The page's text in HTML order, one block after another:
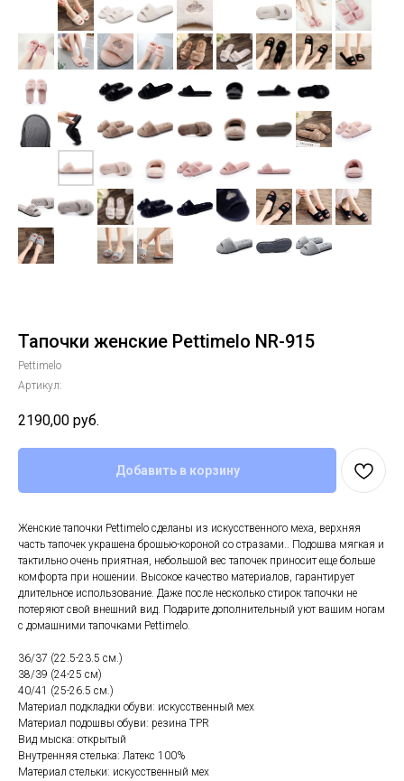
Тапочки женские Pettimelo NR-915
Pettimelo
Артикул:
2190,00 руб.
Добавить в корзину
Женские тапочки Pettimelo сделаны из искусственного меха, верхняя
часть тапочек украшена брошью-короной со стразами.. Подошва мягкая и
тактильно очень приятная, небольшой вес тапочек приносит еще больше
комфорта при ношении. Высокое качество материалов, гарантирует
длительное использование. Даже после несколько стирок тапочки не
потеряют свой внешний вид. Подарите дополнительный уют вашим ногам
с домашними тапочками Pettimelo.
36/37 (22.5-23.5 см.)
38/39 (24-25 см)
40/41 (25-26.5 см.)
Материал подкладки обуви: искусственный мех
Материал подошвы обуви: резина TPR
Вид мыска: открытый
Внутренняя стелька: Латекс 100%
Материал стельки: искусственный мех